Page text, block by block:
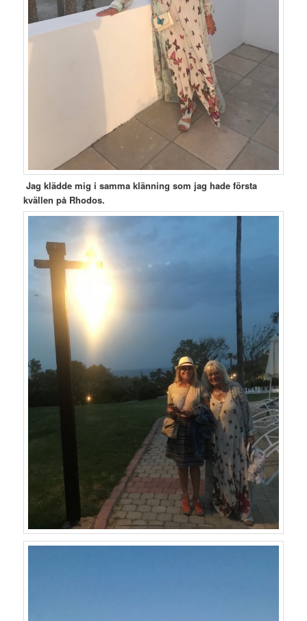
Jag klädde mig i samma klänning som jag hade första
kvällen på Rhodos.